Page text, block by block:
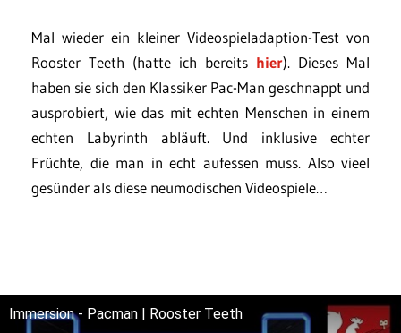
Mal wieder ein kleiner Videospieladaption-Test von
Rooster Teeth (hatte ich bereits hier). Dieses Mal
haben sie sich den Klassiker Pac-Man geschnappt und
ausprobiert, wie das mit echten Menschen in einem
echten Labyrinth abläuft. Und inklusive echter
Früchte, die man in echt aufessen muss. Also vieel
gesünder als diese neumodischen Videospiele…
Immersion - Pacman | Rooster Teeth